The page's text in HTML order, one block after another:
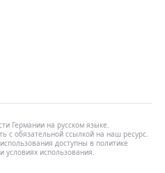
Германии на русском языке.
с обязательной ссылкой на наш ресурс.
доступны в политике
условиях использования.